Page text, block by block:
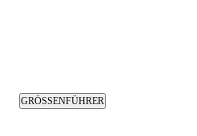
GRÖSSENFÜHRER